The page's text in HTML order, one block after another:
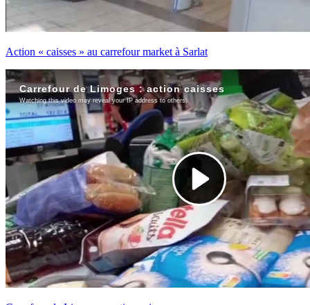
Action « caisses » au carrefour market à Sarlat